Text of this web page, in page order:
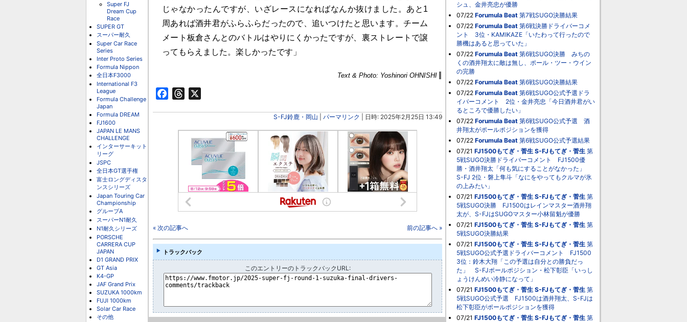
Super FJ
Dream Cup
Race
SUPER GT
スーパー耐久
Super Car Race
Series
Inter Proto Series
Formula Nippon
全日本F3000
International F3
League
Formula Challenge
Japan
Formula DREAM
FJ1600
JAPAN LE MANS
CHALLENGE
インターサーキット
リーグ
JSPC
全日本GT選手権
富士ロングディスタ
ンスシリーズ
Japan Touring Car
Championship
グループA
スーパーN1耐久
N1耐久シリーズ
PORSCHE
CARRERA CUP
JAPAN
D1 GRAND PRIX
GT Asia
K4-GP
JAF Grand Prix
SUZUKA 1000km
FUJI 1000km
Solar Car Race
その他
じゃなかったんですが、いざレースになればなんか抜けました。あと1
周あれば酒井君がふらふらだったので、追いつけたと思います。チーム
メート板倉さんとのバトルはやりにくかったですが、裏ストレートで譲
ってもらえました。楽しかったです」
Text & Photo: Yoshinori OHNISHI
Facebook
Threads
S-FJ鈴鹿・岡山 パーマリンク | 日時: 2025年2月25日 13:49
« 次の記事へ 前の記事へ »
トラックバック
このエントリーのトラックバックURL:
シュ、金井亮忠が優勝
07/22 Forumula Beat 第7戦SUGO決勝結果
07/22 Forumula Beat 第6戦決勝ドライバーコメ
ント 3位・KAMIKAZE「いたわって行ったので
勝機はあると思っていた」
07/22 Forumula Beat 第6戦SUGO決勝 みちの
くの酒井翔太に敵は無し、ポール・ツー・ウイン
の完勝
07/22 Forumula Beat 第6戦SUGO決勝結果
07/22 Forumula Beat 第6戦SUGO公式予選ドラ
イバーコメント 2位・金井亮忠「今日酒井君がい
るところで優勝したい」
07/22 Forumula Beat 第6戦SUGO公式予選 酒
井翔太がポールポジションを獲得
07/22 Forumula Beat 第6戦SUGO公式予選結果
07/21 FJ1500もてぎ・菅生 S-FJもてぎ・菅生 第
5戦SUGO決勝ドライバーコメント FJ1500優
勝・酒井翔太「何も気にすることがなかった」
S-FJ 2位・磐上隼斗「なにをやってもクルマが氷
の上みたい」
07/21 FJ1500もてぎ・菅生 S-FJもてぎ・菅生 第
5戦SUGO決勝 FJ1500はレインマスター酒井翔
太が、S-FJはSUGOマスター小林留魁が優勝
07/21 FJ1500もてぎ・菅生 S-FJもてぎ・菅生 第
5戦SUGO決勝結果
07/21 FJ1500もてぎ・菅生 S-FJもてぎ・菅生 第
5戦SUGO公式予選ドライバーコメント FJ1500
3位：鈴木大翔「この予選は自分との勝負だっ
た」 S-FJポールポジション・松下彰臣「いっし
ょうけんめい冷静になって」
07/21 FJ1500もてぎ・菅生 S-FJもてぎ・菅生 第
5戦SUGO公式予選 FJ1500は酒井翔太、S-FJは
松下彰臣がポールポジションを獲得
07/21 FJ1500もてぎ・菅生 S-FJもてぎ・菅生 第